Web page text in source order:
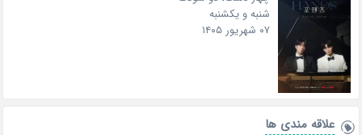
شنبه و یکشنبه
۰۷ شهریور ۱۴۰۵
علاقه‌ مندی ها